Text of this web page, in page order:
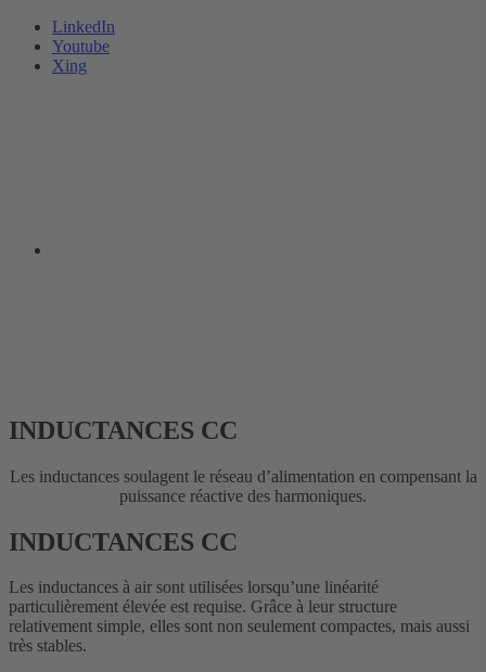
LinkedIn
Youtube
Xing
INDUCTANCES CC
Les inductances soulagent le réseau d’alimentation en compensant la
puissance réactive des harmoniques.
INDUCTANCES CC
Les inductances à air sont utilisées lorsqu’une linéarité
particulièrement élevée est requise. Grâce à leur structure
relativement simple, elles sont non seulement compactes, mais aussi
très stables.